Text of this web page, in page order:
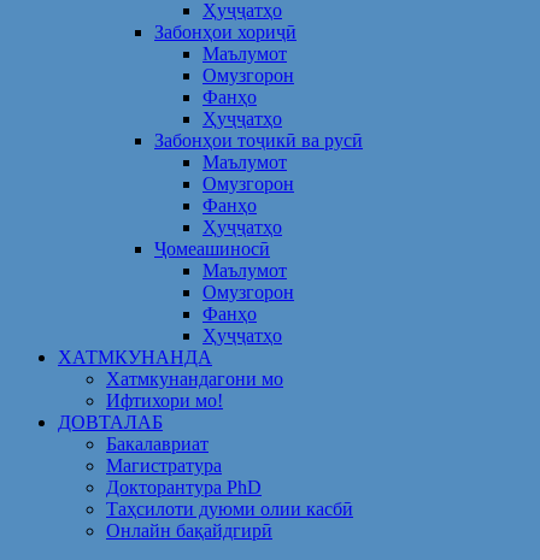
Ҳуҷҷатҳо
Забонҳои хориҷӣ
Маълумот
Омузгорон
Фанҳо
Ҳуҷҷатҳо
Забонҳои тоҷикӣ ва русӣ
Маълумот
Омузгорон
Фанҳо
Ҳуҷҷатҳо
Ҷомеашиносӣ
Маълумот
Омузгорон
Фанҳо
Ҳуҷҷатҳо
ХАТМКУНАНДА
Хатмкунандагони мо
Ифтихори мо!
ДОВТАЛАБ
Бакалавриат
Магистратура
Докторантура PhD
Таҳсилоти дуюми олии касбӣ
Онлайн бақайдгирӣ